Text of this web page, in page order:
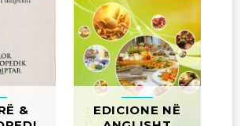
&
EDICIONE NË